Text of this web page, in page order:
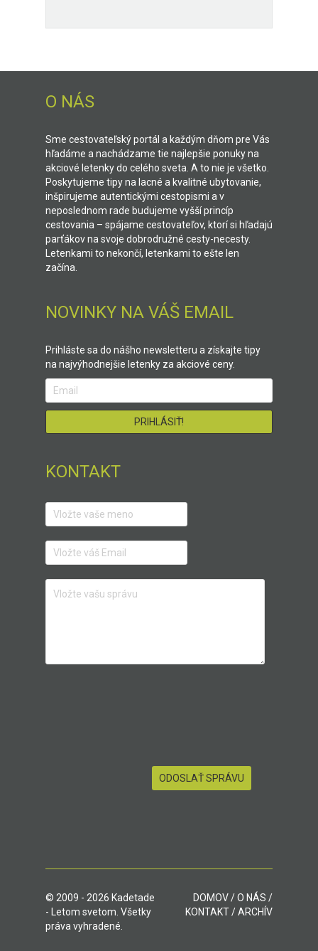
O NÁS
Sme cestovateľský portál a každým dňom pre Vás
hľadáme a nachádzame tie najlepšie ponuky na
akciové letenky do celého sveta. A to nie je všetko.
Poskytujeme tipy na lacné a kvalitné ubytovanie,
inšpirujeme autentickými cestopismi a v
neposlednom rade budujeme vyšší princíp
cestovania – spájame cestovateľov, ktorí si hľadajú
parťákov na svoje dobrodružné cesty-necesty.
Letenkami to nekončí, letenkami to ešte len
začína.
NOVINKY NA VÁŠ EMAIL
Prihláste sa do nášho newsletteru a získajte tipy
na najvýhodnejšie letenky za akciové ceny.
KONTAKT
© 2009 - 2026 Kadetade
- Letom svetom. Všetky
práva vyhradené.
DOMOV/O NÁS /
KONTAKT/ARCHÍV